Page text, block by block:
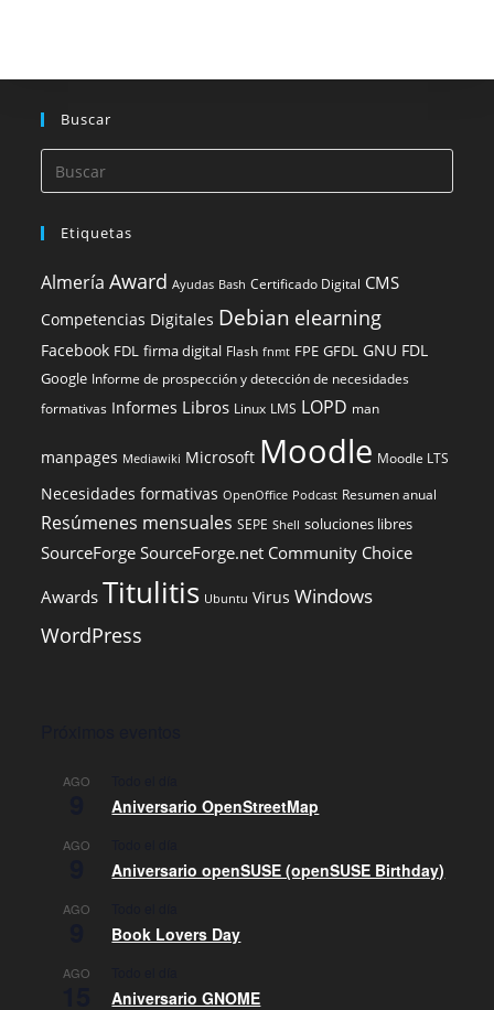
Buscar
Etiquetas
Almería Award Ayudas Bash Certificado Digital CMS
Competencias Digitales Debian elearning
Facebook FDL firma digital Flash fnmt FPE GFDL GNU FDL
Google Informe de prospección y detección de necesidades
formativas Informes Libros Linux LMS LOPD man
manpages Mediawiki Microsoft Moodle Moodle LTS
Necesidades formativas OpenOffice Podcast Resumen anual
Resúmenes mensuales SEPE Shell soluciones libres
SourceForge SourceForge.net Community Choice
Awards Titulitis Ubuntu Virus Windows
WordPress
AGO
Aniversario OpenStreetMap
AGO
Aniversario openSUSE (openSUSE Birthday)
AGO
Book Lovers Day
AGO
Aniversario GNOME